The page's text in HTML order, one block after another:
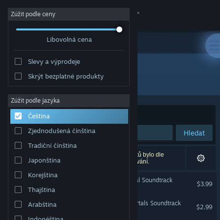
Přihlásit se
Komunita
Informace
Podpora
Změnit jazyk
Mobilní aplikace služby Steam
Desktopová verze stránky
Zúžit podle ceny
Libovolná cena
Slevy a výprodeje
Skrýt bezplatné produkty
Zúžit podle jazyka
Čeština
Zjednodušená čínština
Tradiční čínština
Japonština
Korejština
Thajština
Arabština
Vývojář: Whiskeybarrel Studios
Seřadit podle
Hledat
Vašemu zadání odpovídá 3 výsledků. 11 produktů bylo dle
Vašich předvoleb vyloučeno z výsledků vyhledávání.
Swords and Sandals Official Soundtrack
$3.99
Swords and Sandals Immortals Soundtrack
$2.99